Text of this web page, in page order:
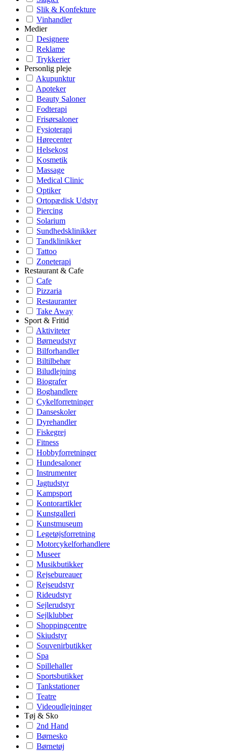
Slik & Konfekture
Vinhandler
Medier
Designere
Reklame
Trykkerier
Personlig pleje
Akupunktur
Apoteker
Beauty Saloner
Fodterapi
Frisørsaloner
Fysioterapi
Hørecenter
Helsekost
Kosmetik
Massage
Medical Clinic
Optiker
Ortopædisk Udstyr
Piercing
Solarium
Sundhedsklinikker
Tandklinikker
Tattoo
Zoneterapi
Restaurant & Cafe
Cafe
Pizzaria
Restauranter
Take Away
Sport & Fritid
Aktiviteter
Børneudstyr
Bilforhandler
Biltilbehør
Biludlejning
Biografer
Boghandlere
Cykelforretninger
Danseskoler
Dyrehandler
Fiskegrej
Fitness
Hobbyforretninger
Hundesaloner
Instrumenter
Jagtudstyr
Kampsport
Kontorartikler
Kunstgalleri
Kunstmuseum
Legetøjsforretning
Motorcykelforhandlere
Museer
Musikbutikker
Rejsebureauer
Rejseudstyr
Rideudstyr
Sejlerudstyr
Sejlklubber
Shoppingcentre
Skiudstyr
Souvenirbutikker
Spa
Spillehaller
Sportsbutikker
Tankstationer
Teatre
Videoudlejninger
Tøj & Sko
2nd Hand
Børnesko
Børnetøj